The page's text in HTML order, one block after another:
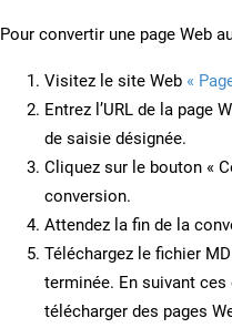
Pour convertir une page Web
Visitez le site Web «
Entrez l’URL de la page
de saisie désignée.
Cliquez sur le bouton «
conversion.
Attendez la fin de la
Téléchargez le fichier
terminée. En suivant
télécharger des pages